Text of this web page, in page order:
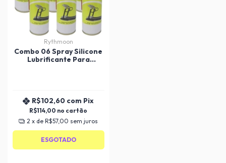
Rythmoon
Combo 06 Spray Silicone
Lubrificante Para
R$114,00
R$102,60 com Pix
2 x deR$57,00 sem juros
ESGOTADO